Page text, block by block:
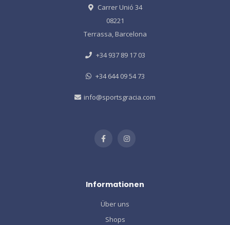
Carrer Unió 34
08221
Terrassa, Barcelona
+34 937 89 17 03
+34 644 09 54 73
info@sportsgracia.com
Informationen
Über uns
Shops